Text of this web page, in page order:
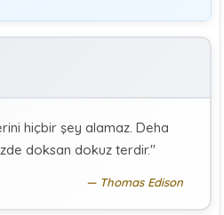
Sunucularında Görev Yapan
Politika Bağlamında İkili Sosyal
hiçbir şey alamaz. Deha
doksan dokuz terdir."
Thomas Edison